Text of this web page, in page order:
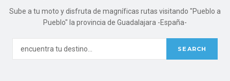
Sube a tu moto y disfruta de magníficas rutas visitando "Pueblo a
Pueblo" la provincia de Guadalajara -España-